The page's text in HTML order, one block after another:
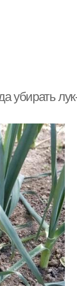
убирать